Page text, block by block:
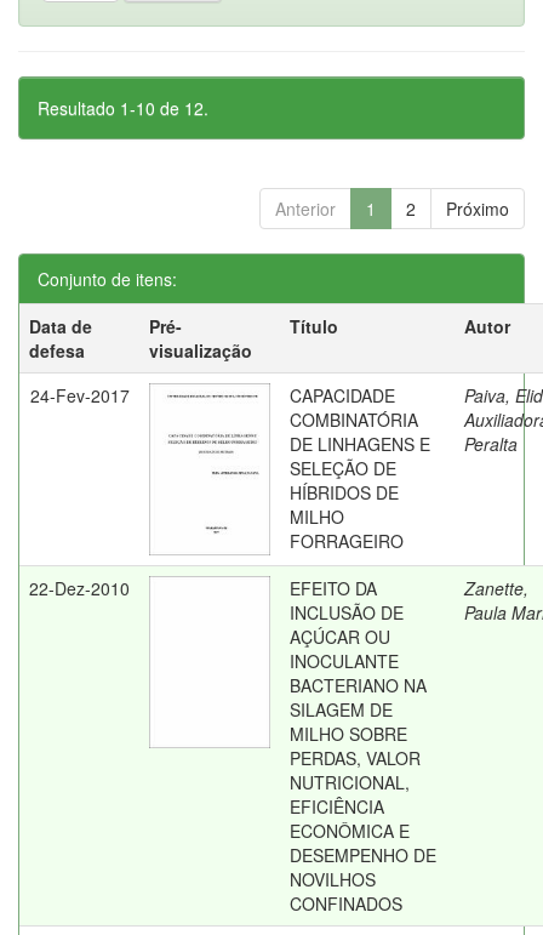
Resultado 1-10 de 12.
Anterior 1 2 Próximo
Conjunto de itens:
Data de
defesa
Pré-
visualização
Título Autor
24-Fev-2017
CAPACIDADE
COMBINATÓRIA
DE LINHAGENS E
SELEÇÃO DE
HÍBRIDOS DE
MILHO
FORRAGEIRO
Paiva,
Peralta
22-Dez-2010
EFEITO DA
INCLUSÃO DE
AÇÚCAR OU
INOCULANTE
BACTERIANO NA
SILAGEM DE
MILHO SOBRE
PERDAS, VALOR
NUTRICIONAL,
EFICIÊNCIA
ECONÔMICA E
DESEMPENHO DE
NOVILHOS
CONFINADOS
Zanette,
Paula